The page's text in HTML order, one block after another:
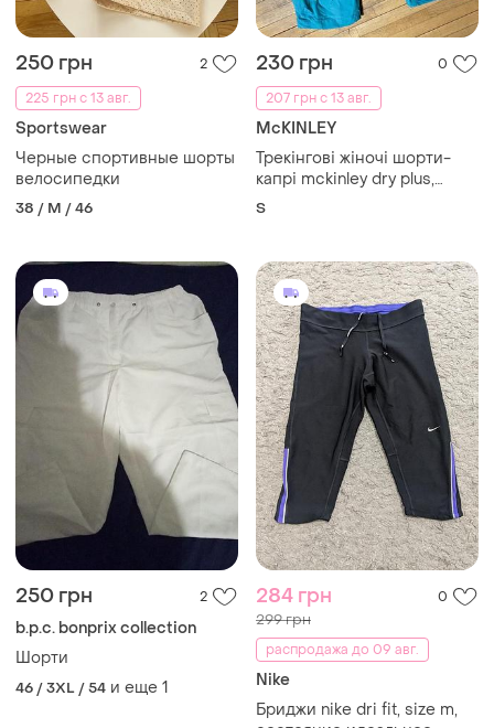
250 грн
2
225 грн с 13 авг.
Sportswear
Черные спортивные шорты
велосипедки
38 / M / 46
230 грн
0
207 грн с 13 авг.
McKINLEY
Трекінгові жіночі шорти-
капрі mckinley dry plus,
легка швидковисихаюча
походів і спорту.
S
250 грн 2
b.p.c. bonprix collection
Шорти
46 / 3XL / 54 и еще 1
284 грн 0
299 грн
распродажа до 09 авг.
Nike
Бриджи nike dri fit, size m,